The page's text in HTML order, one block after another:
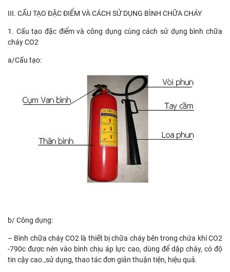
III. CẤU TẠO ĐẶC ĐIỂM VÀ CÁCH SỬ DỤNG BÌNH CHỮA CHÁY
1. Cấu tạo đặc điểm và công dụng cùng cách sử dụng bình chữa
cháy CO2
a/Cấu tạo:
b/ Công dụng:
– Bình chữa cháy CO2 là thiết bị chữa cháy bên trong chứa khí CO2
-790c được nén vào bình chịu áp lực cao, dùng để dập cháy, có độ
tin cậy cao.,sử dụng, thao tác đơn giản thuận tiện, hiệu quả.